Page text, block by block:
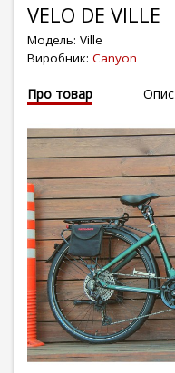
VELO DE VILLE
Модель: Ville
Виробник: Canyon
Про товар Опис